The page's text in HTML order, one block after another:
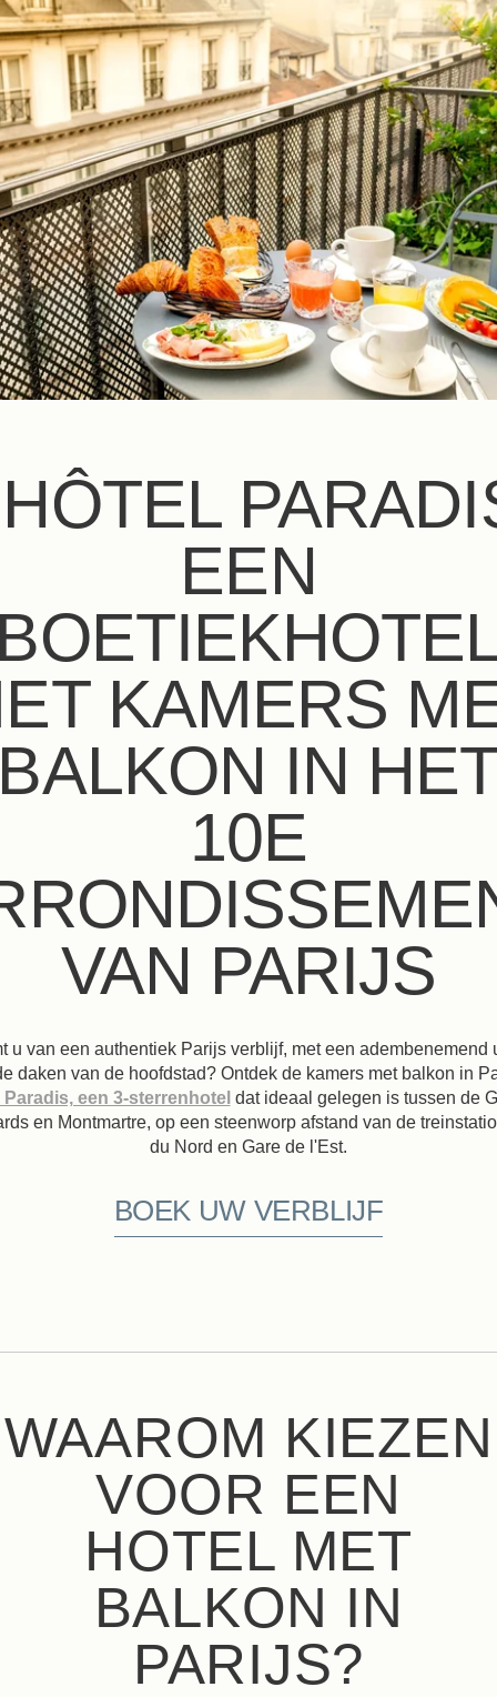
EEN
KAMERS
IN
10E
VAN PARIJS
u van een authentiek Parijs verblijf, met een adembenemend
daken van de hoofdstad? Ontdek de kamers met balkon in
een 3-sterrenhotel dat ideaal gelegen is tussen de
en Montmartre, op een steenworp afstand van de
du Nord en Gare de l'Est.
BOEK UW VERBLIJF
WAAROM KIEZEN
VOOR EEN
HOTEL MET
BALKON IN
PARIJS?
FREN ITDE